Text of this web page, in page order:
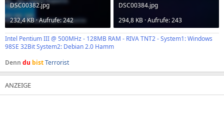
DSC00382.jpg
232,4 KB · Aufrufe: 242
DSC00384.jpg
294,8 KB · Aufrufe: 243
Intel Pentium III @ 500MHz - 128MB RAM - RIVA TNT2 - System1: Windows
98SE 32Bit System2: Debian 2.0 Hamm
Denn du bistTerrorist